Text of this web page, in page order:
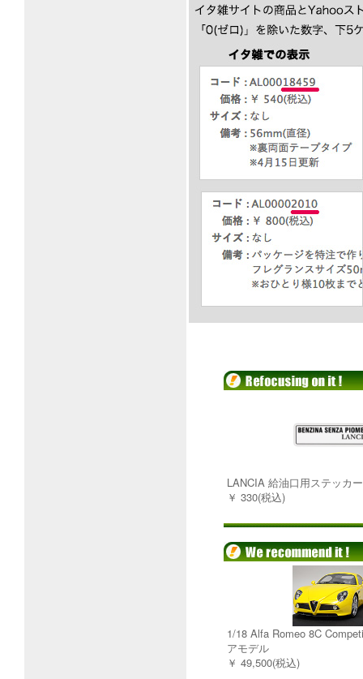
LANCIA 給油口用ステッカー
￥ 330(税込)
1/18 Alfa Romeo 8C
アモデル
￥ 49,500(税込)